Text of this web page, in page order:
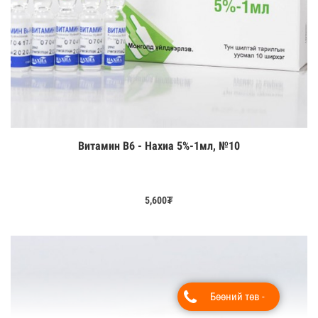
Цааш үзэх
Витамин В6 - Нахиа 5%-1мл, №10
5,600₮
Бөөний төв -